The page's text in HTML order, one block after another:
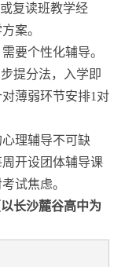
复读班教学经
案。
要个性化辅导。
提分法，入学即
薄弱环节安排1对
理辅导不可缺
开设团体辅导课
试焦虑。
长沙麓谷高中为